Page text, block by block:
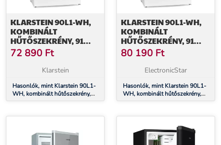
KLARSTEIN 90L1-WH,
KOMBINÁLT
HŰTŐSZEKRÉNY, 91
LITER, E
ENERGIAHATÉKONYSÁGI
72 890 Ft
Klarstein
Hasonlók, mint Klarstein 90L1-
WH, kombinált hűtőszekrény,
91 liter, E energiahatékonysági
KLARSTEIN 90L1-WH,
KOMBINÁLT
HŰTŐSZEKRÉNY, 91
LITER, E
ENERGIAHATÉKONYSÁGI
OSZTÁLY
80 190 Ft
ElectronicStar
Hasonlók, mint Klarstein 90L1-
WH, kombinált hűtőszekrény,
91 liter, E energiahatékonysági